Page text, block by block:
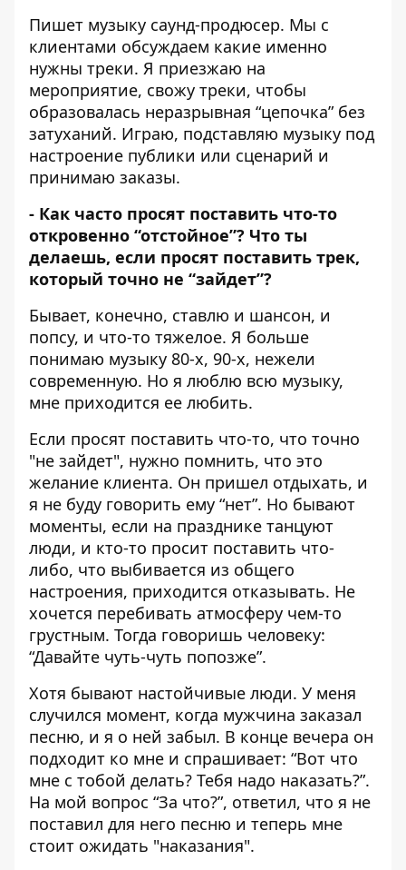
Пишет музыку саунд-продюсер. Мы с
клиентами обсуждаем какие именно
нужны треки. Я приезжаю на
мероприятие, свожу треки, чтобы
образовалась неразрывная “цепочка” без
затуханий. Играю, подставляю музыку под
настроение публики или сценарий и
принимаю заказы.
- Как часто просят поставить что-то
откровенно “отстойное”? Что ты
делаешь, если просят поставить трек,
который точно не “зайдет”?
Бывает, конечно, ставлю и шансон, и
попсу, и что-то тяжелое. Я больше
понимаю музыку 80-х, 90-х, нежели
современную. Но я люблю всю музыку,
мне приходится ее любить.
Если просят поставить что-то, что точно
"не зайдет", нужно помнить, что это
желание клиента. Он пришел отдыхать, и
я не буду говорить ему “нет”. Но бывают
моменты, если на празднике танцуют
люди, и кто-то просит поставить что-
либо, что выбивается из общего
настроения, приходится отказывать. Не
хочется перебивать атмосферу чем-то
грустным. Тогда говоришь человеку:
“Давайте чуть-чуть попозже”.
Хотя бывают настойчивые люди. У меня
случился момент, когда мужчина заказал
песню, и я о ней забыл. В конце вечера он
подходит ко мне и спрашивает: “Вот что
мне с тобой делать? Тебя надо наказать?”.
На мой вопрос “За что?”, ответил, что я не
поставил для него песню и теперь мне
стоит ожидать "наказания".